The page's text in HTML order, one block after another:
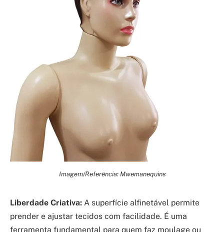
Imagem/Referência: Mwemanequins
Liberdade Criativa: A superfície alfinetável permite
prender e ajustar tecidos com facilidade. É uma
ferramenta fundamental para quem faz moulage ou